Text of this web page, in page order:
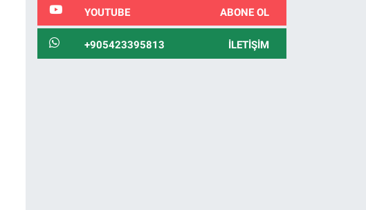
YOUTUBE ABONE OL
+905423395813 İLETIŞIM